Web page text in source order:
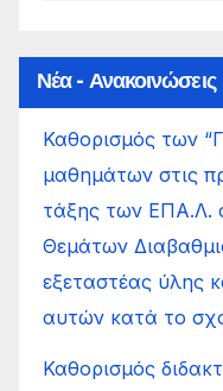
Νέα - Ανακοινώσεις
Καθορισμός των
μαθημάτων στις
τάξης των ΕΠΑ.Λ.
Θεμάτων
εξεταστέας ύλης
αυτών κατά το
Καθορισμός